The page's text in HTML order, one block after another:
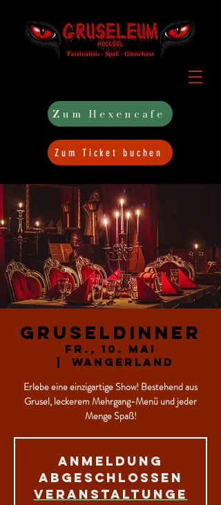
Zum Hexencafe
Zum Ticket buchen
Gruseldinner
Fr., 10. Mai
Wangerland
Erlebe eine einzigartige Show! Bestehend aus
Grusel, leckerem Mehrgang-Menü und jeder
Menge Spaß!
Anmeldung
abgeschlossen
Veranstaltunge